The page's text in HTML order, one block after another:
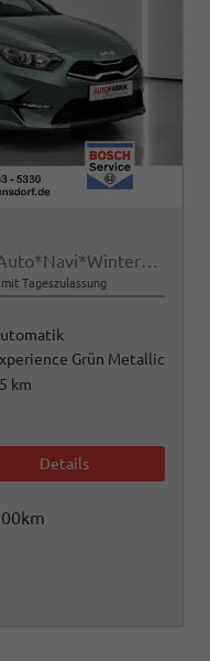
Silver 1.5 T-GDi, DCT Android Auto*Navi*WinterPak*Kamera*Klima*PDC hinten
mit Tageszulassung
Grün Metallic
km
Details